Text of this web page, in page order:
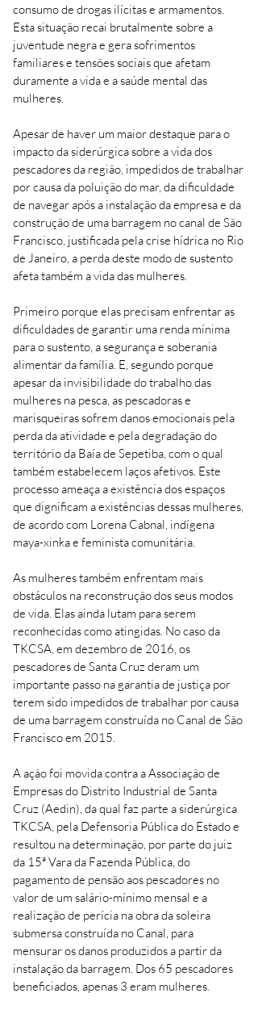
consumo de drogas ilícitas e armamentos.
Esta situação recai brutalmente sobre a
juventude negra e gera sofrimentos
familiares e tensões sociais que afetam
duramente a vida e a saúde mental das
mulheres.
Apesar de haver um maior destaque para o
impacto da siderúrgica sobre a vida dos
pescadores da região, impedidos de trabalhar
por causa da poluição do mar, da dificuldade
de navegar após a instalação da empresa e da
construção de uma barragem no canal de São
Francisco, justificada pela crise hídrica no Rio
de Janeiro, a perda deste modo de sustento
afeta também a vida das mulheres.
Primeiro porque elas precisam enfrentar as
dificuldades de garantir uma renda mínima
para o sustento, a segurança e soberania
alimentar da família. E, segundo porque
apesar da invisibilidade do trabalho das
mulheres na pesca, as pescadoras e
marisqueiras sofrem danos emocionais pela
perda da atividade e pela degradação do
território da Baía de Sepetiba, com o qual
também estabelecem laços afetivos. Este
processo ameaça a existência dos espaços
que dignificam a existências dessas mulheres,
de acordo com Lorena Cabnal, indígena
maya-xinka e feminista comunitária.
As mulheres também enfrentam mais
obstáculos na reconstrução dos seus modos
de vida. Elas ainda lutam para serem
reconhecidas como atingidas. No caso da
TKCSA, em dezembro de 2016, os
pescadores de Santa Cruz deram um
importante passo na garantia de justiça por
terem sido impedidos de trabalhar por causa
de uma barragem construída no Canal de São
Francisco em 2015.
A ação foi movida contra a Associação de
Empresas do Distrito Industrial de Santa
Cruz (Aedin), da qual faz parte a siderúrgica
TKCSA, pela Defensoria Pública do Estado e
resultou na determinação, por parte do juiz
da 15ª Vara da Fazenda Pública, do
pagamento de pensão aos pescadores no
valor de um salário-mínimo mensal e a
realização de perícia na obra da soleira
submersa construída no Canal, para
mensurar os danos produzidos a partir da
instalação da barragem. Dos 65 pescadores
beneficiados, apenas 3 eram mulheres.